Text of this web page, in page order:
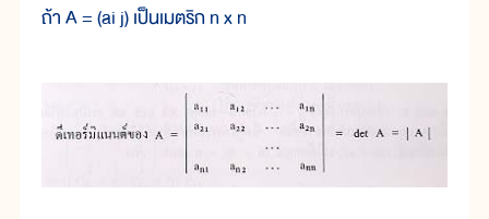
ถ้า A = (ai j) เป็นเมตริก n x n